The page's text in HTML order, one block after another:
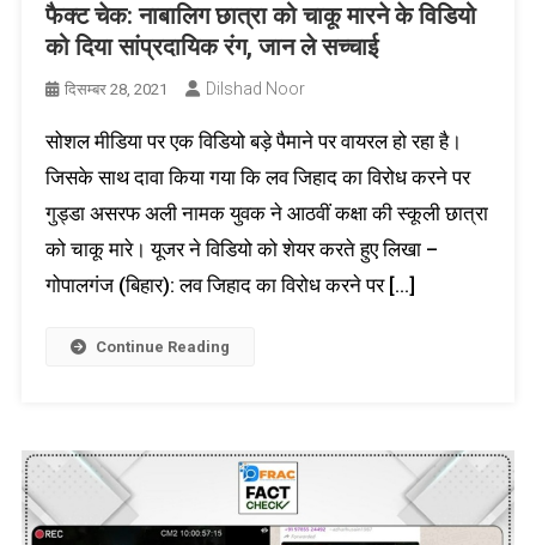
फैक्ट चेक: नाबालिग छात्रा को चाकू मारने के विडियो
को दिया सांप्रदायिक रंग, जान ले सच्चाई
दिसम्बर 28, 2021 Dilshad Noor
सोशल मीडिया पर एक विडियो बड़े पैमाने पर वायरल हो रहा है।
जिसके साथ दावा किया गया कि लव जिहाद का विरोध करने पर
गुड्डा असरफ अली नामक युवक ने आठवीं कक्षा की स्कूली छात्रा
को चाकू मारे। यूजर ने विडियो को शेयर करते हुए लिखा –
गोपालगंज (बिहार): लव जिहाद का विरोध करने पर […]
Continue Reading